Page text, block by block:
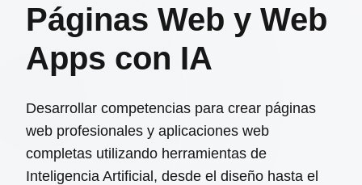
Páginas Web y Web
Apps con IA
Desarrollar competencias para crear páginas
web profesionales y aplicaciones web
completas utilizando herramientas de
Inteligencia Artificial, desde el diseño hasta el